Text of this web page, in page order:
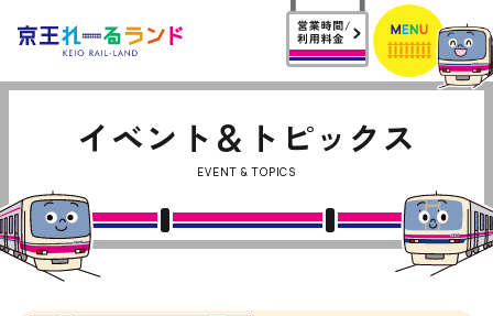
イベント＆トピックス
EVENT & TOPICS